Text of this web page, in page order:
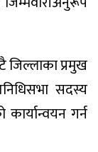
जिल्लाका प्रमुख
सदस्य
गर्न